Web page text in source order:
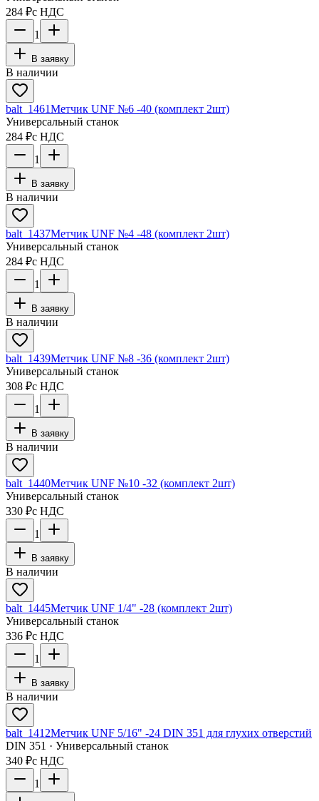
284 ₽с НДС
1
В заявку
В наличии
balt_1461Метчик UNF №6 -40 (комплект 2шт)
Универсальный станок
284 ₽с НДС
1
В заявку
В наличии
balt_1437Метчик UNF №4 -48 (комплект 2шт)
Универсальный станок
284 ₽с НДС
1
В заявку
В наличии
balt_1439Метчик UNF №8 -36 (комплект 2шт)
Универсальный станок
308 ₽с НДС
1
В заявку
В наличии
balt_1440Метчик UNF №10 -32 (комплект 2шт)
Универсальный станок
330 ₽с НДС
1
В заявку
В наличии
balt_1445Метчик UNF 1/4" -28 (комплект 2шт)
Универсальный станок
336 ₽с НДС
1
В заявку
В наличии
balt_1412Метчик UNF 5/16" -24 DIN 351 для глухих отверстий
DIN 351 · Универсальный станок
340 ₽с НДС
1